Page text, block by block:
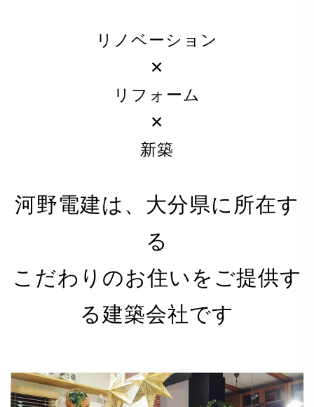
リノベーション
✕
リフォーム
✕
新築
河野電建は、大分県に所在す
る
こだわりのお住いをご提供す
る建築会社です
PRIVACY POLICY
有限会社 河野電建（以下「当社」）は、以下のとお
り個人情報保護方針を定め、個人情報保護の仕組みを